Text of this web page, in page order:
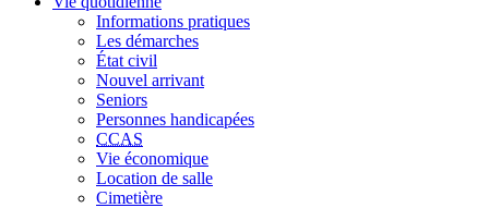
Informations pratiques
Les démarches
État civil
Nouvel arrivant
Seniors
Personnes handicapées
CCAS
Vie économique
Location de salle
Cimetière